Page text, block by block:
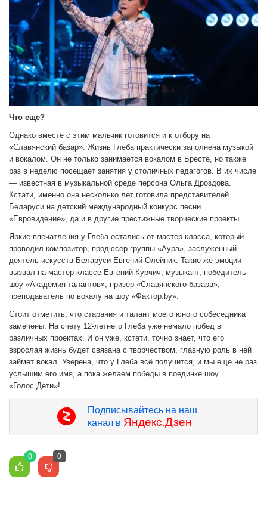
Что еще?
Однако вместе с этим мальчик готовится и к отбору на
«Славянский базар». Жизнь Глеба практически заполнена музыкой
и вокалом. Он не только занимается вокалом в Бресте, но также
раз в неделю посещает занятия у столичных педагогов. В их числе
— известная в музыкальной среде персона Ольга Дроздова.
Кстати, именно она несколько лет готовила представителей
Беларуси на детский международный конкурс песни
«Евровидение», да и в другие престижные творческие проекты.
Яркие впечатления у Глеба остались от мастер-класса, который
проводил композитор, продюсер группы «Аура», заслуженный
деятель искусств Беларуси Евгений Олейник. Такие же эмоции
вызвал на мастер-классе Евгений Курчич, музыкант, победитель
шоу «Академия талантов», призер «Славянского базара»,
преподаватель по вокалу на шоу «Фактор.by».
Стоит отметить, что старания и талант моего юного собеседника
замечены. На счету 12-летнего Глеба уже немало побед в
различных проектах. И он уже, кстати, точно знает, что его
взрослая жизнь будет связана с творчеством, главную роль в ней
займет вокал. Уверена, что у Глеба всё получится, и мы еще не раз
услышим его имя, а пока желаем победы в поединке шоу
«Голос.Дети»!
Подписывайтесь на наш
канал в Яндекс.Дзен
0 0